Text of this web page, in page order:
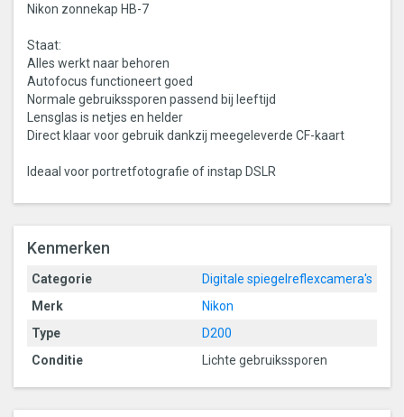
Nikon zonnekap HB-7
Staat:
Alles werkt naar behoren
Autofocus functioneert goed
Normale gebruikssporen passend bij leeftijd
Lensglas is netjes en helder
Direct klaar voor gebruik dankzij meegeleverde CF-kaart
Ideaal voor portretfotografie of instap DSLR
Kenmerken
Categorie
Digitale spiegelreflexcamera's
Merk
Nikon
Type
D200
Conditie
Lichte gebruikssporen